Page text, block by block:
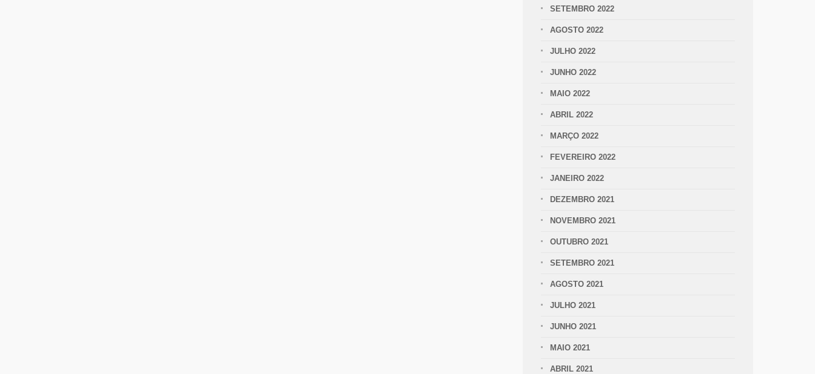
SETEMBRO 2022
AGOSTO 2022
JULHO 2022
JUNHO 2022
MAIO 2022
ABRIL 2022
MARÇO 2022
FEVEREIRO 2022
JANEIRO 2022
DEZEMBRO 2021
NOVEMBRO 2021
OUTUBRO 2021
SETEMBRO 2021
AGOSTO 2021
JULHO 2021
JUNHO 2021
MAIO 2021
ABRIL 2021